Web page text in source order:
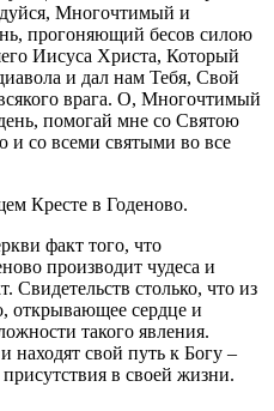
Многочтимый и
прогоняющий бесов силою
Иисуса Христа, Который
и дал нам Тебя, Свой
врага. О, Многочтимый
помогай мне со Святою
со всеми святыми во все
Кресте в Годеново.
факт того, что
производит чудеса и
Свидетельств столько, что из
открывающее сердце и
такого явления.
свой путь к Богу –
присутствия в своей жизни.